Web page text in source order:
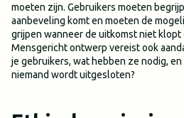
moeten zijn. Gebruikers moeten
aanbeveling komt en moeten de
grijpen wanneer de uitkomst niet klopt
Mensgericht ontwerp vereist ook
je gebruikers, wat hebben ze nodig,
niemand wordt uitgesloten?